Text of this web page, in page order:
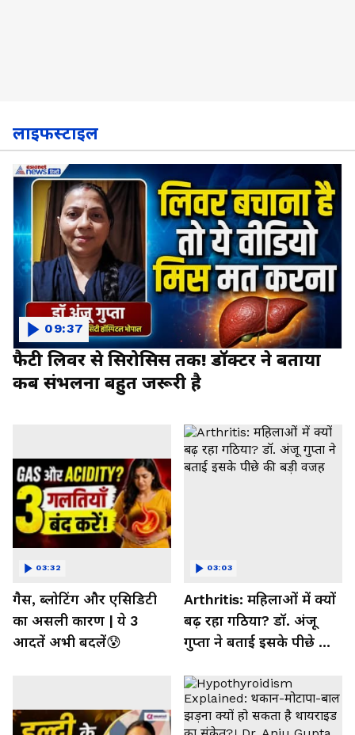
लाइफस्टाइल
फैटी लिवर से सिरोसिस तक! डॉक्टर ने बताया
कब संभलना बहुत जरूरी है
09:37
गैस, ब्लोटिंग और एसिडिटी
का असली कारण | ये 3
आदतें अभी बदलें😰
03:32
Arthritis: महिलाओं में क्यों
बढ़ रहा गठिया? डॉ. अंजू
गुप्ता ने बताई इसके पीछे की
03:03